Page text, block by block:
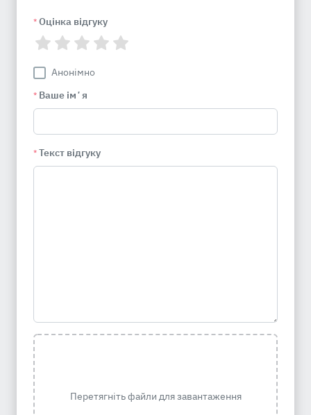
* Оцінка відгуку
Анонімно
* Ваше імʼя
* Текст відгуку
Перетягніть файли для завантаження